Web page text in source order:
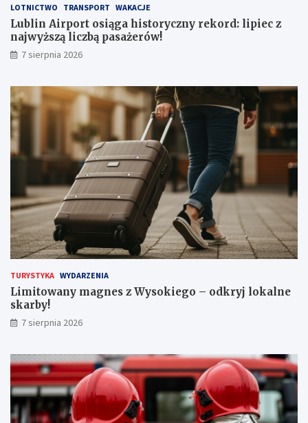
s
t
o
r
y
z
n
y
r
e
k
d
:
l
i
p
i
e
c
z
n
a
y
ż
s
z
ą
k
i
e
g
o
o
d
k
r
y
j
k
a
l
n
e
s
k
a
r
b
y
LOTNICTWO TRANSPORT WAKACJE
Lublin Airport osiąga historyczny rekord: lipiec z
najwyższą liczbą pasażerów!
7 sierpnia 2026
TURYSTYKA WYDARZENIA
Limitowany magnes z Wysokiego – odkryj lokalne
skarby!
7 sierpnia 2026